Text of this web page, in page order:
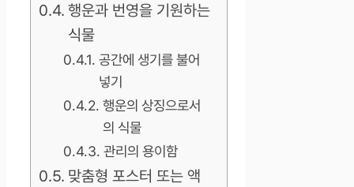
행운과 번영을 기원하는
식물
공간에 생기를 불어
넣기
행운의 상징으로서
의 식물
관리의 용이함
맞춤형 포스터 또는 액